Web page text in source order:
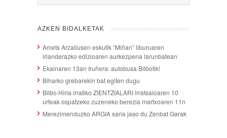
AZKEN BIDALKETAK
Amets Arzallusen eskutik “Miñan” liburuaren
irlanderazko edizioaren aurkezpena larunbatean
Ekainaren 13an Iruñera: autobusa Bilbotik!
Biharko grebarekin bat egiten dugu
Bilbo Hiria irratiko ZIENTZIALARI irratsaioaren 10
urteak ospatzeko zuzeneko berezia martxoaren 11n
Merezimenduzko ARGIA saria jaso du Zenbat Garak